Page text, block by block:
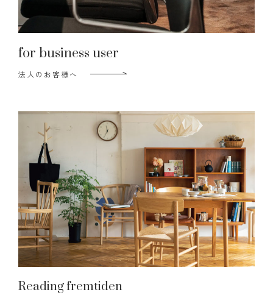
for business user
法人のお客様へ
Reading fremtiden